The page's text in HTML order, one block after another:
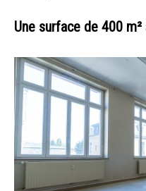
Une surface de 400 m²